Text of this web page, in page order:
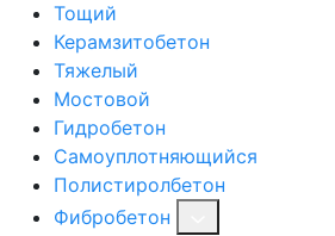
Тощий
Керамзитобетон
Тяжелый
Мостовой
Гидробетон
Самоуплотняющийся
Полистиролбетон
Фибробетон